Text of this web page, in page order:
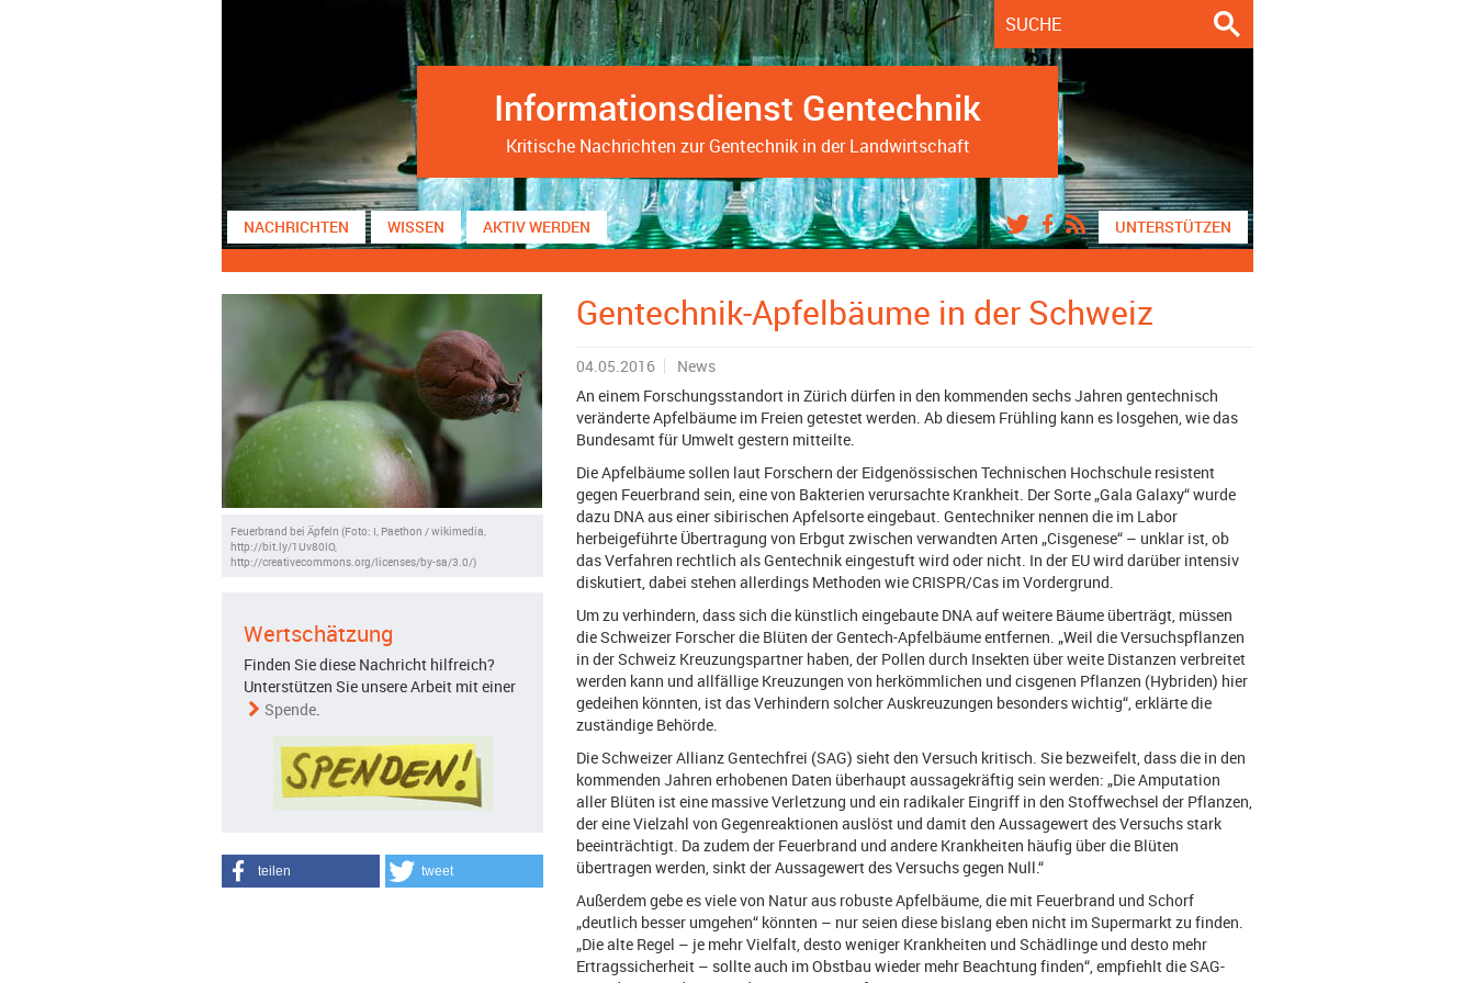
Informationsdienst Gentechnik
Kritische Nachrichten zur Gentechnik in der Landwirtschaft
NACHRICHTEN WISSEN AKTIV WERDEN UNTERSTÜTZEN
Feuerbrand bei Äpfeln (Foto: I, Paethon / wikimedia,
http://bit.ly/1Uv80lO,
http://creativecommons.org/licenses/by-sa/3.0/)
Wertschätzung
Finden Sie diese Nachricht hilfreich?
Unterstützen Sie unsere Arbeit mit einer
Spende.
teilen tweet
Gentechnik-Apfelbäume in der Schweiz
04.05.2016
News
An einem Forschungsstandort in Zürich dürfen in den kommenden sechs Jahren gentechnisch
veränderte Apfelbäume im Freien getestet werden. Ab diesem Frühling kann es losgehen, wie das
Bundesamt für Umwelt gestern mitteilte.
Die Apfelbäume sollen laut Forschern der Eidgenössischen Technischen Hochschule resistent
gegen Feuerbrand sein, eine von Bakterien verursachte Krankheit. Der Sorte „Gala Galaxy“ wurde
dazu DNA aus einer sibirischen Apfelsorte eingebaut. Gentechniker nennen die im Labor
herbeigeführte Übertragung von Erbgut zwischen verwandten Arten „Cisgenese“ – unklar ist, ob
das Verfahren rechtlich als Gentechnik eingestuft wird oder nicht. In der EU wird darüber intensiv
diskutiert, dabei stehen allerdings Methoden wie CRISPR/Cas im Vordergrund.
Um zu verhindern, dass sich die künstlich eingebaute DNA auf weitere Bäume überträgt, müssen
die Schweizer Forscher die Blüten der Gentech-Apfelbäume entfernen. „Weil die Versuchspflanzen
in der Schweiz Kreuzungspartner haben, der Pollen durch Insekten über weite Distanzen verbreitet
werden kann und allfällige Kreuzungen von herkömmlichen und cisgenen Pflanzen (Hybriden) hier
gedeihen könnten, ist das Verhindern solcher Auskreuzungen besonders wichtig“, erklärte die
zuständige Behörde.
Die Schweizer Allianz Gentechfrei (SAG) sieht den Versuch kritisch. Sie bezweifelt, dass die in den
kommenden Jahren erhobenen Daten überhaupt aussagekräftig sein werden: „Die Amputation
aller Blüten ist eine massive Verletzung und ein radikaler Eingriff in den Stoffwechsel der Pflanzen,
der eine Vielzahl von Gegenreaktionen auslöst und damit den Aussagewert des Versuchs stark
beeinträchtigt. Da zudem der Feuerbrand und andere Krankheiten häufig über die Blüten
übertragen werden, sinkt der Aussagewert des Versuchs gegen Null.“
Außerdem gebe es viele von Natur aus robuste Apfelbäume, die mit Feuerbrand und Schorf
„deutlich besser umgehen“ könnten – nur seien diese bislang eben nicht im Supermarkt zu finden.
„Die alte Regel – je mehr Vielfalt, desto weniger Krankheiten und Schädlinge und desto mehr
Ertragssicherheit – sollte auch im Obstbau wieder mehr Beachtung finden“, empfiehlt die SAG-